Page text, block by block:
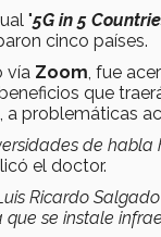
"5G in 5
cinco países.
vía Zoom , fue
que
problemáticas
de
el doctor.
Ricardo
se instale